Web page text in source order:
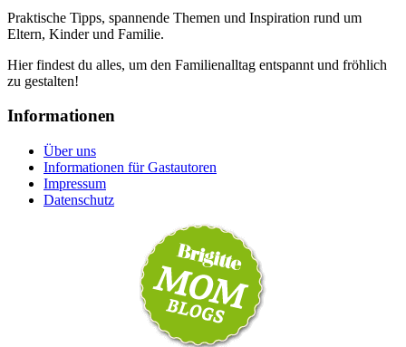
Praktische Tipps, spannende Themen und Inspiration rund um
Eltern, Kinder und Familie.
Hier findest du alles, um den Familienalltag entspannt und fröhlich
zu gestalten!
Informationen
Über uns
Informationen für Gastautoren
Impressum
Datenschutz